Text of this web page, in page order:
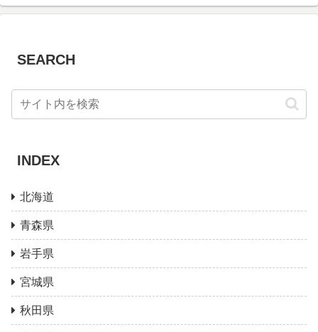
SEARCH
INDEX
北海道
青森県
岩手県
宮城県
秋田県